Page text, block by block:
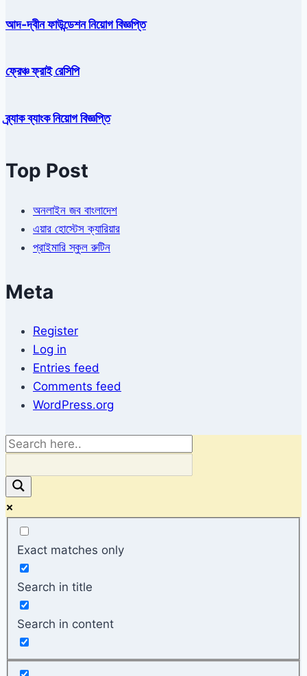
আদ-দ্বীন ফাউন্ডেশন নিয়োগ বিজ্ঞপ্তি
ফ্রেঞ্চ ফ্রাই রেসিপি
ব্র্যাক ব্যাংক নিয়োগ বিজ্ঞপ্তি
Top Post
অনলাইন জব বাংলাদেশ
এয়ার হোস্টেস ক্যারিয়ার
প্রাইমারি স্কুল রুটিন
Meta
Register
Log in
Entries feed
Comments feed
WordPress.org
Exact matches only
Search in title
Search in content